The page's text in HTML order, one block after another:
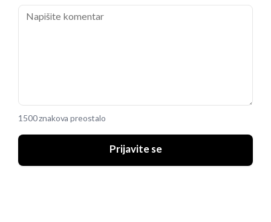
1500 znakova preostalo
Prijavite se